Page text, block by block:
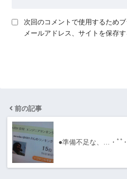
次回のコメントで使用するためブ
メールアドレス、サイトを保存す
前の記事
●準備不足な、…・ﾟﾟ･